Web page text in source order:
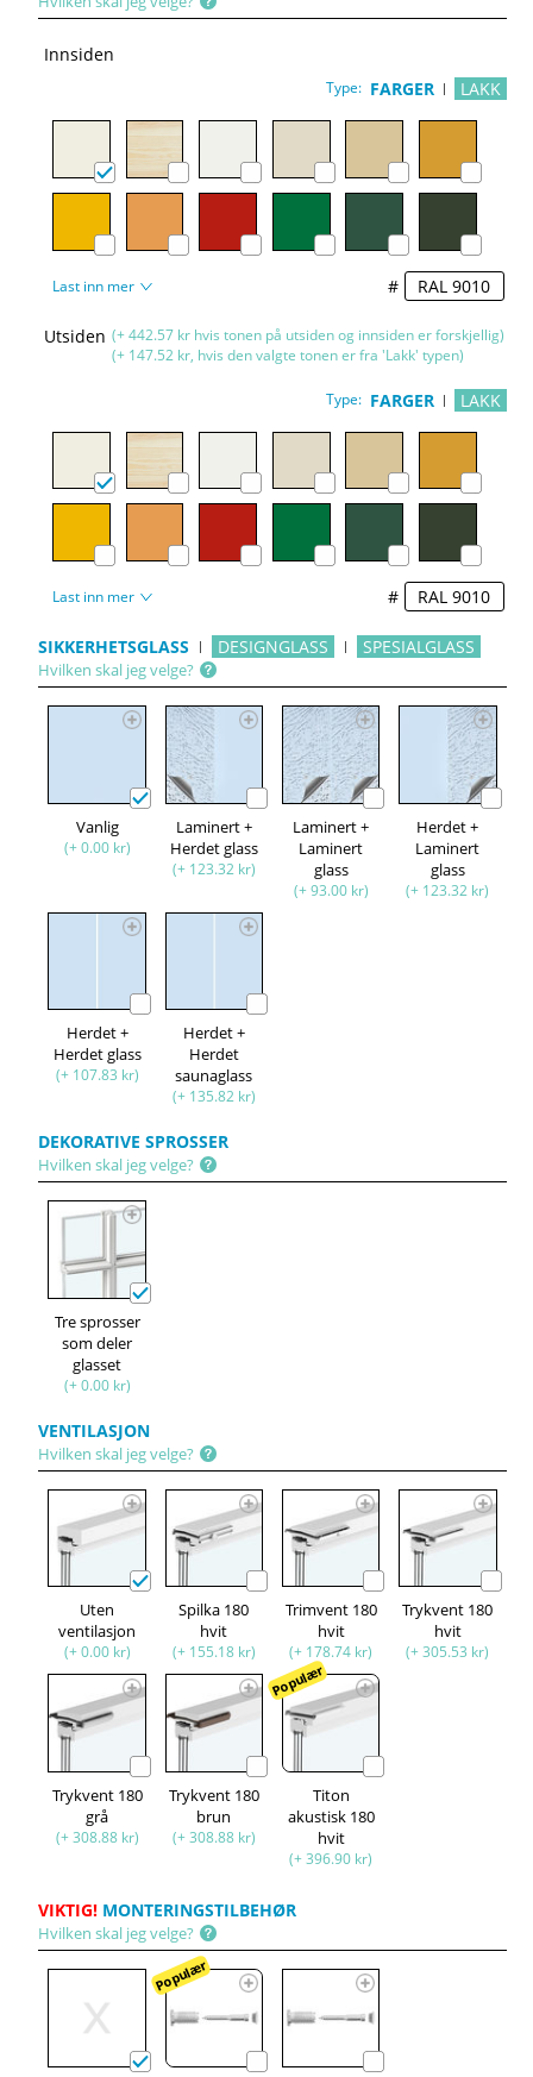
Innsiden
Type: FARGER LAKK
Last inn mer #
Utsiden (+ 442.57 kr hvis tonen på utsiden og innsiden er forskjellig)
(+ 147.52 kr, hvis den valgte tonen er fra 'Lakk' typen)
Type: FARGER LAKK
Last inn mer #
SIKKERHETSGLASS DESIGNGLASS SPESIALGLASS
Hvilken skal jeg velge?
Vanlig
(+ 0.00 kr)
Laminert +
Herdet glass
(+ 123.32 kr)
Laminert +
Laminert
glass
(+ 93.00 kr)
Herdet +
Laminert
glass
(+ 123.32 kr)
Herdet +
Herdet glass
(+ 107.83 kr)
Herdet +
Herdet
saunaglass
(+ 135.82 kr)
DEKORATIVE SPROSSER
Hvilken skal jeg velge?
Tre sprosser
som deler
glasset
(+ 0.00 kr)
VENTILASJON
Hvilken skal jeg velge?
Uten
ventilasjon
(+ 0.00 kr)
Spilka 180
hvit
(+ 155.18 kr)
Trimvent 180
hvit
(+ 178.74 kr)
Trykvent 180
hvit
(+ 305.53 kr)
Trykvent 180
grå
(+ 308.88 kr)
Trykvent 180
brun
(+ 308.88 kr)
Populær
Titon
akustisk 180
hvit
(+ 396.90 kr)
VIKTIG! MONTERINGSTILBEHØR
Hvilken skal jeg velge?
Populær